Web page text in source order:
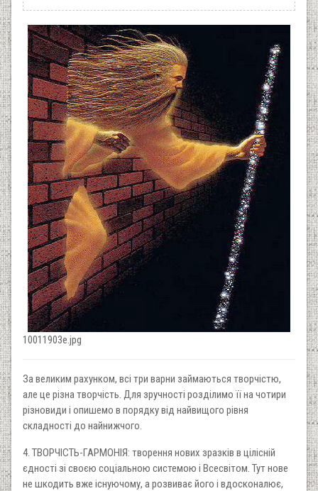
10011903e.jpg
За великим рахунком, всі три варни займаються творчістю,
але це різна творчість. Для зручності розділимо її на чотири
різновиди і опишемо в порядку від найвищого рівня
складності до найнижчого.
4. ТВОРЧІСТЬ-ГАРМОНІЯ: творення нових зразків в цілісній
єдності зі своєю соціальною системою і Всесвітом. Тут нове
не шкодить вже існуючому, а розвиває його і вдосконалює,